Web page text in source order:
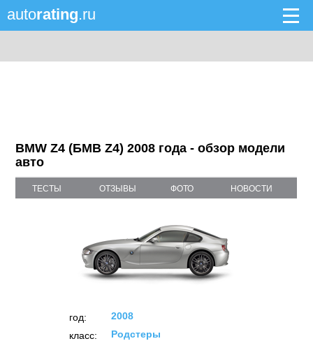
autorating.ru
BMW Z4 (БМВ Z4) 2008 года - обзор модели
авто
ТЕСТЫ ОТЗЫВЫ ФОТО НОВОСТИ
год:
2008
класс:
Родстеры